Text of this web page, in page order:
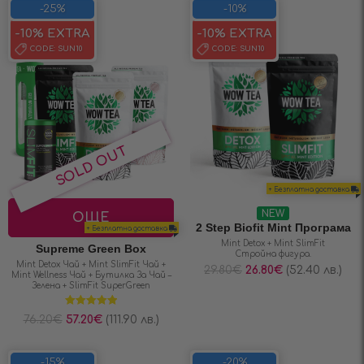
+ Безплатна доставка
-25%
-10% EXTRA
CODE: SUN10
ОЩЕ
Supreme Green Box
Mint Detox Чай + Mint SlimFit Чай +
Mint Wellness Чай + Бутилка За Чай –
Зелена + SlimFit SuperGreen
Оценено на
5.00от 5
76.20€ 57.20€ (111.90 лв.)
+ Безплатна доставка
-10%
-10% EXTRA
CODE: SUN10
NEW
2 Step Biofit Mint Програма
Mint Detox + Mint SlimFit
Стройна фигура.
29.80€ 26.80€ (52.40 лв.)